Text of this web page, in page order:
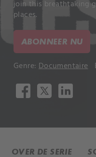
join this breathtaking
places.
ABONNEER NU
Genre: Documentaire
OVER DE SERIE